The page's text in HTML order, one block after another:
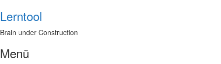
Lerntool
Brain under Construction
Menü